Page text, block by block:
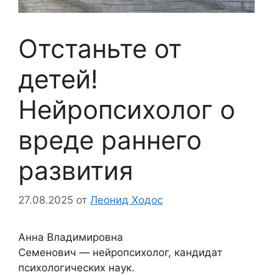
Отстаньте от
детей!
Нейропсихолог о
вреде раннего
развития
27.08.2025 от Леонид Ходос
Анна Владимировна
Семенович — нейропсихолог, кандидат
психологических наук.